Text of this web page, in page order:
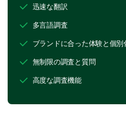
Product Specifics
Your thoughts about specific
the product.
Which features do you use
choose more than one)
迅速な翻訳
多言語調査
ブランドに合った体験と個別
無制限の調査と質問
高度な調査機能